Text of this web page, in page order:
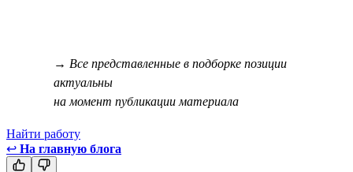
→ Все представленные в подборке позиции
актуальны
на момент публикации материала
Найти работу
↩ На главную блога